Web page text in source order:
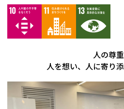
人の尊重
人を想い、人に寄り